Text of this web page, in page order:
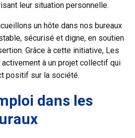
leur situation personnelle.
un hôte dans nos bureaux
sécurisé et digne, en soutien
Grâce à cette initiative, Les
à un projet collectif qui
positif sur la société.
dans les